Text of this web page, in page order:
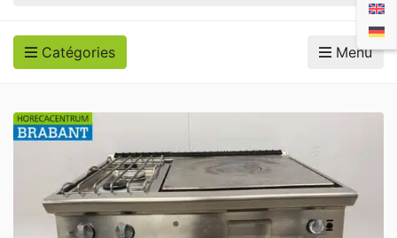
Catégories Menu